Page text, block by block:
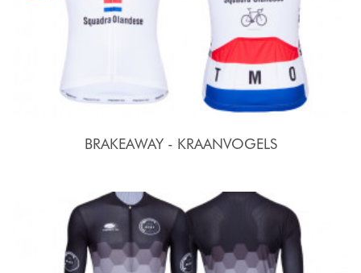
BRAKEAWAY - KRAANVOGELS